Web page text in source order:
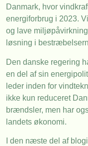
Danmark, hvor
energiforbrug i 2023.
og lave
løsning i
Den danske regering
en del af sin
leder inden for
ikke kun reduceret
brændsler, men har
landets økonomi.
I den næste del af